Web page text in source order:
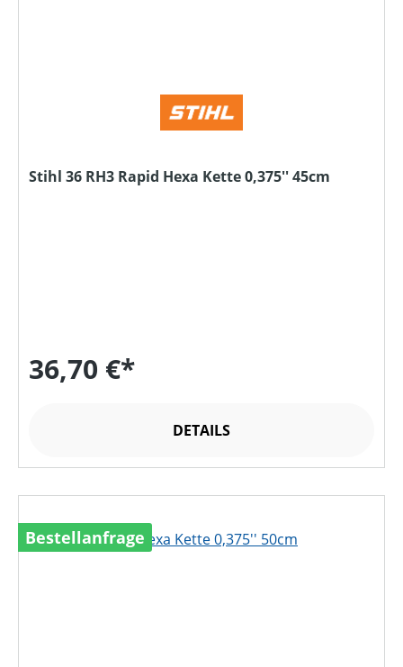
Stihl 36 RH3 Rapid Hexa Kette 0,375'' 45cm
36,70 €*
DETAILS
Bestellanfrage